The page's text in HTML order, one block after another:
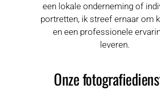
een lokale onderneming of
portretten, ik streef ernaar om
en een professionele
leveren.
Onze